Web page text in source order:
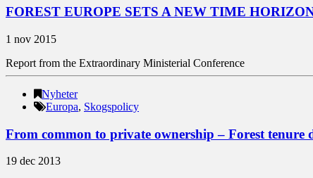
FOREST EUROPE SETS A NEW TIME
1 nov 2015
Report from the Extraordinary Ministerial Conference
Nyheter
Europa, Skogspolicy
From common to private ownership – Forest tenure
19 dec 2013